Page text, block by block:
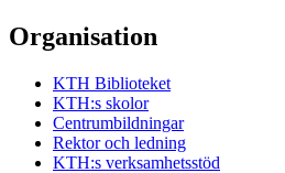
Organisation
KTH Biblioteket
KTH:s skolor
Centrumbildningar
Rektor och ledning
KTH:s verksamhetsstöd